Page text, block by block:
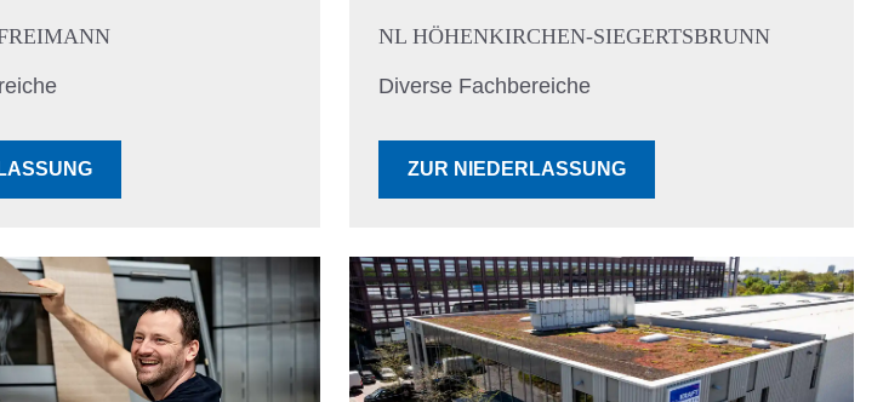
NL HÖHENKIRCHEN-SIEGERTSBRUNN
Diverse Fachbereiche
ZUR NIEDERLASSUNG